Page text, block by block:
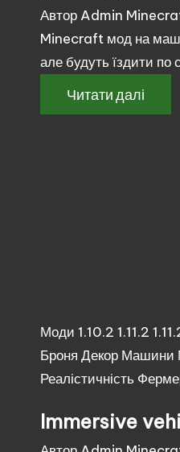
Опубліковано
Автор Admin
Minecraft мод на
але будуть їздити
Читати далі
Опубліковано
у
Моди 1.10.2 1.11.2
Броня Декор Машини
Реалістичність
Immersive